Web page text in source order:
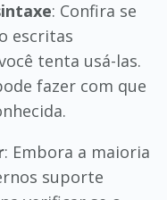
: Confira se
escritas
tenta usá-las.
fazer com que
: Embora a maioria
suporte